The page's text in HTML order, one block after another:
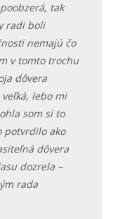
tak
radi boli
nemajú čo
v tomto trochu
dôvera
lebo mi
som si to
potvrdilo ako
dôvera
dozrela –
rada